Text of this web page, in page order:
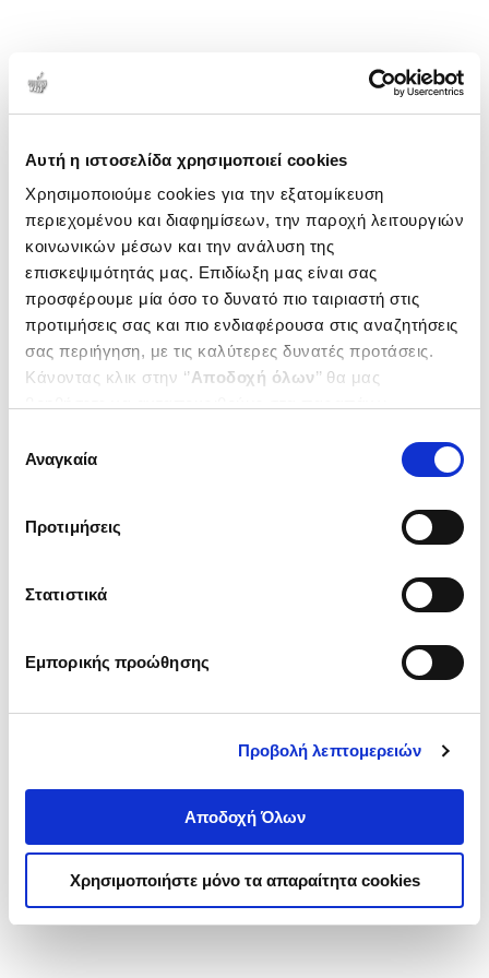
Αυτή η ιστοσελίδα χρησιμοποιεί cookies
Χρησιμοποιούμε cookies για την εξατομίκευση
περιεχομένου και διαφημίσεων, την παροχή λειτουργιών
κοινωνικών μέσων και την ανάλυση της
επισκεψιμότητάς μας. Επιδίωξη μας είναι σας
προσφέρουμε μία όσο το δυνατό πιο ταιριαστή στις
προτιμήσεις σας και πιο ενδιαφέρουσα στις αναζητήσεις
σας περιήγηση, με τις καλύτερες δυνατές προτάσεις.
Κάνοντας κλικ στην ‘’Αποδοχή όλων’’ θα μας
ενδιαφέρουν και να επιλέξετε από τα παρακάτω με την
΄΄και να ενημερωθείτε σχετικά με
συγκατάθεσης
Αναγκαία
Προτιμήσεις
Στατιστικά
Εμπορικής προώθησης
Προβολή λεπτομερειών
Αποδοχή Όλων
Χρησιμοποιήστε μόνο τα απαραίτητα cookies